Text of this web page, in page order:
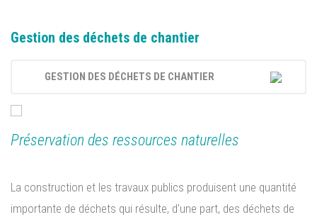
Gestion des déchets de chantier
GESTION DES DÉCHETS DE CHANTIER
SERVICES
Préservation des ressources naturelles
La construction et les travaux publics produisent une quantité
importante de déchets qui résulte, d'une part, des déchets de